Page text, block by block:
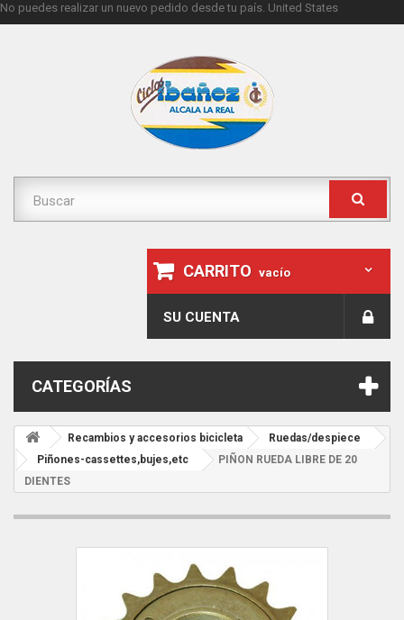
No puedes realizar un nuevo pedido desde tu país. United States
CARRITO vacío
SU CUENTA
CATEGORÍAS
Recambios y accesorios bicicleta
Ruedas/despiece
Piñones-cassettes,bujes,etc
PIÑON RUEDA LIBRE DE 20
DIENTES